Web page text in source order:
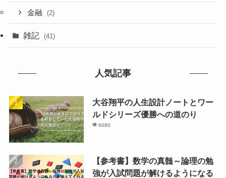
金融 (2)
雑記 (41)
人気記事
大谷翔平の人生設計ノートとワー
ルドシリーズ優勝への道のり
6080
【参考書】数学の真髄～論理の勉
強が入試問題が解けるようになる